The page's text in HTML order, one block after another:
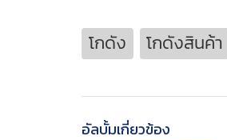
โกดัง โกดังสินค้า
อัลบั้มเกี่ยวข้อง